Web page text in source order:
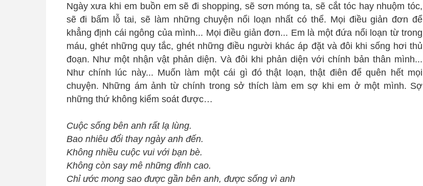
Ngày xưa khi em buồn em sẽ đi shopping, sẽ sơn móng ta, sẽ cắt tóc hay nhuộm tóc,
sẽ đi bấm lỗ tai, sẽ làm những chuyện nổi loạn nhất có thể. Mọi điều giản đơn để
khẳng định cái ngông của mình... Mọi điều giản đơn... Em là một đứa nổi loạn từ trong
máu, ghét những quy tắc, ghét những điều người khác áp đặt và đôi khi sống hơi thủ
đoạn. Như một nhận vật phản diện. Và đôi khi phản diện với chính bản thân mình...
Như chính lúc này... Muốn làm một cái gì đó thật loạn, thật điên để quên hết mọi
chuyện. Những ám ảnh từ chính trong sở thích làm em sợ khi em ở một mình. Sợ
những thứ không kiểm soát được…
Cuộc sống bên anh rất lạ lùng.
Bao nhiêu đổi thay ngày anh đến.
Không nhiều cuộc vui với bạn bè.
Không còn say mê những đỉnh cao.
Chỉ ước mong sao được gần bên anh, được sống vì anh